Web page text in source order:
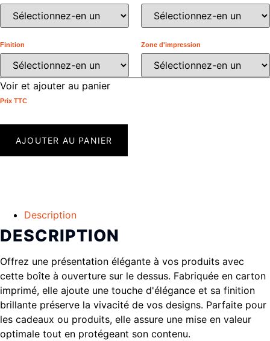
Finition Zone d'impression
Voir et ajouter au panier
Prix ​​TTC
AJOUTER AU PANIER
Description
DESCRIPTION
Offrez une présentation élégante à vos produits avec
cette boîte à ouverture sur le dessus. Fabriquée en carton
imprimé, elle ajoute une touche d'élégance et sa finition
brillante préserve la vivacité de vos designs. Parfaite pour
les cadeaux ou produits, elle assure une mise en valeur
optimale tout en protégeant son contenu.